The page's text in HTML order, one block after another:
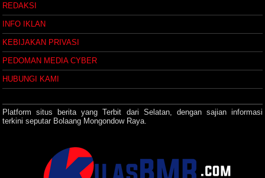
REDAKSI
INFO IKLAN
KEBIJAKAN PRIVASI
PEDOMAN MEDIA CYBER
HUBUNGI KAMI
Platform situs berita yang Terbit dari Selatan, dengan sajian informasi
terkini seputar Bolaang Mongondow Raya.